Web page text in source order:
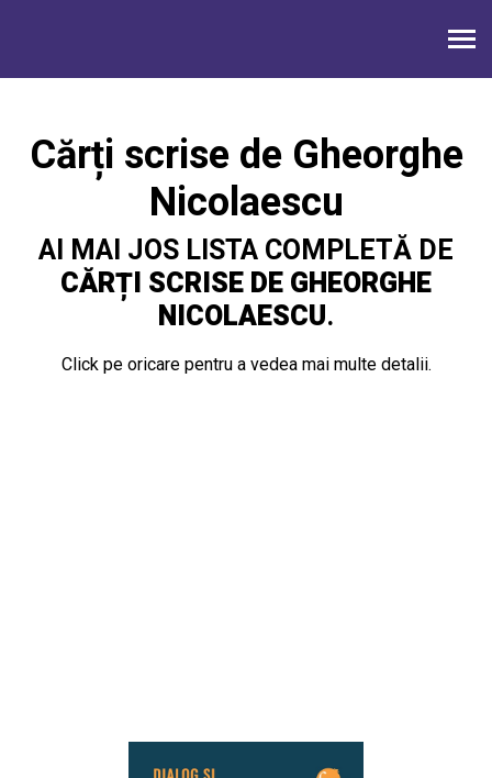
Cărți scrise de Gheorghe
Nicolaescu
AI MAI JOS LISTA COMPLETĂ DE
CĂRȚI SCRISE DE GHEORGHE
NICOLAESCU.
Click pe oricare pentru a vedea mai multe detalii.